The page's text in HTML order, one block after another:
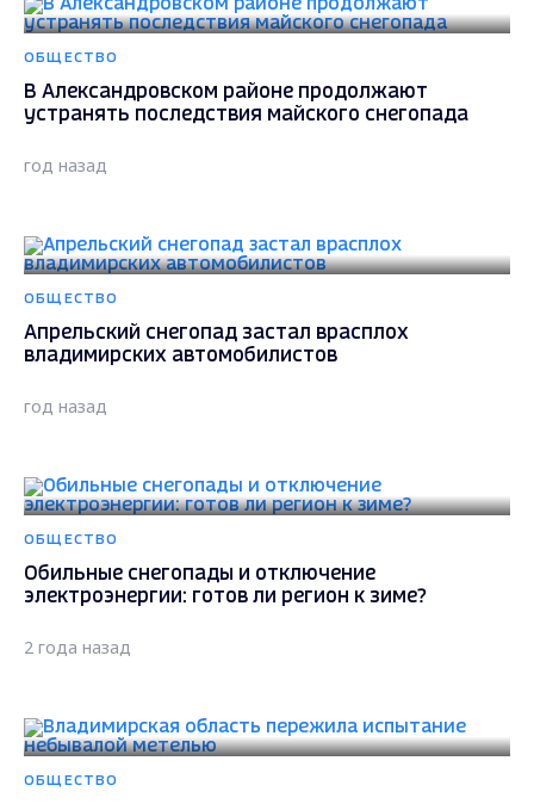
ОБЩЕСТВО
В Александровском районе продолжают
устранять последствия майского снегопада
год назад
ОБЩЕСТВО
Апрельский снегопад застал врасплох
владимирских автомобилистов
год назад
ОБЩЕСТВО
Обильные снегопады и отключение
электроэнергии: готов ли регион к зиме?
2 года назад
ОБЩЕСТВО